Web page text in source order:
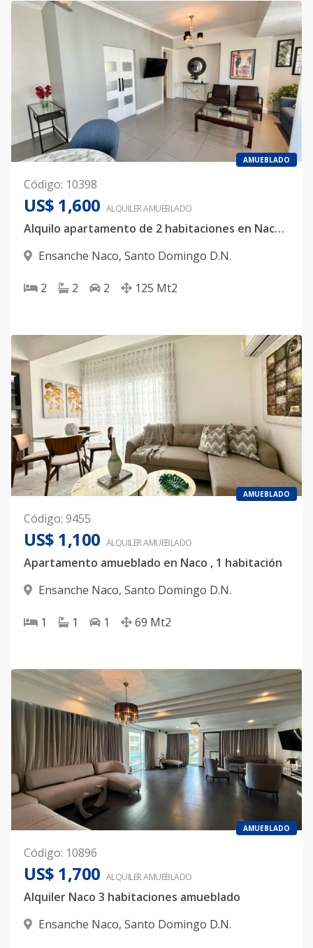
AMUEBLADO
Código: 10398
US$ 1,600 ALQUILERAMUEBLADO
Alquilo apartamento de 2 habitaciones en Naco📍
Ensanche Naco, Santo Domingo D.N.
2 2 2 125 Mt2
AMUEBLADO
Código: 9455
US$ 1,100 ALQUILERAMUEBLADO
Apartamento amueblado en Naco , 1 habitación
Ensanche Naco, Santo Domingo D.N.
1 1 1 69 Mt2
AMUEBLADO
Código: 10896
US$ 1,700 ALQUILERAMUEBLADO
Alquiler Naco 3 habitaciones amueblado
Ensanche Naco, Santo Domingo D.N.